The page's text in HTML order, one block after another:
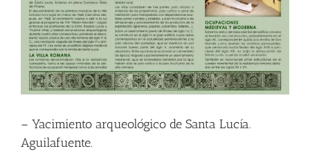
– Yacimiento arqueológico de Santa Lucía.
Aguilafuente.